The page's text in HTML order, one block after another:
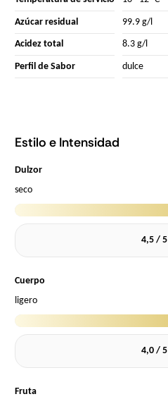
Azúcar residual 99.9 g/l
Acidez total 8.3 g/l
Perfil de Sabor dulce
Estilo e Intensidad
Dulzor
seco
4,5 / 5
Cuerpo
ligero
4,0 / 5
Fruta